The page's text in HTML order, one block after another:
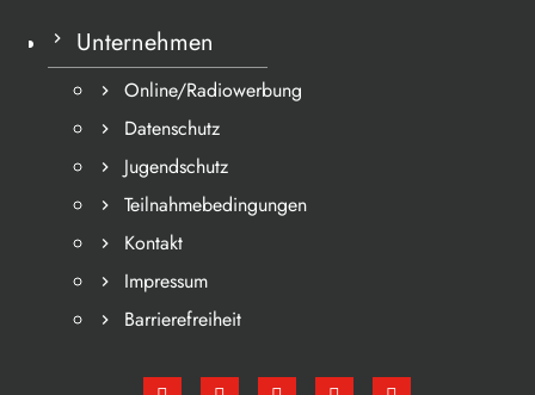
Unternehmen
Online/Radiowerbung
Datenschutz
Jugendschutz
Teilnahmebedingungen
Kontakt
Impressum
Barrierefreiheit